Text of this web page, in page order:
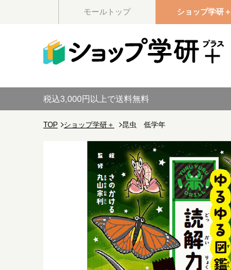
モールトップ ショップ学研＋
税込3,000円以上で送料無料
TOP ショップ学研＋ 昆虫 低学年